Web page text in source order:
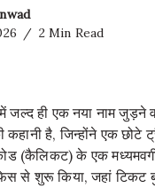
2 Min Read
में जल्द ही एक नया नाम
है, जिन्होंने एक
(कैलिकट) के एक
से शुरू किया, जहां टिकट